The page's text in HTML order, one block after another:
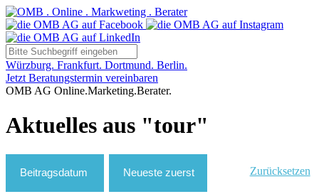
Würzburg. Frankfurt. Dortmund. Berlin.
Jetzt Beratungstermin vereinbaren
OMB AG Online.Marketing.Berater.
Aktuelles aus "tour"
Zurücksetzen